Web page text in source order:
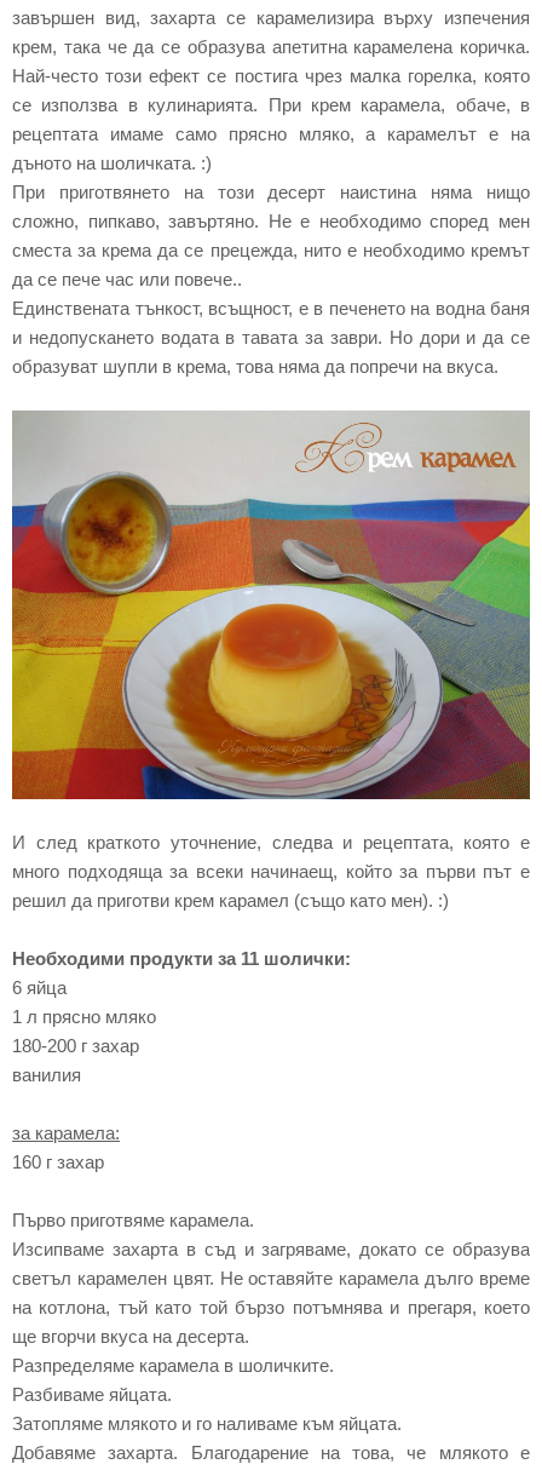
завършен вид, захарта се карамелизира върху изпечения
крем, така че да се образува апетитна карамелена коричка.
Най-често този ефект се постига чрез малка горелка, която
се използва в кулинарията. При крем карамела, обаче, в
рецептата имаме само прясно мляко, а карамелът е на
дъното на шоличката. :)
При приготвянето на този десерт наистина няма нищо
сложно, пипкаво, завъртяно. Не е необходимо според мен
сместа за крема да се прецежда, нито е необходимо кремът
да се пече час или повече..
Единствената тънкост, всъщност, е в печенето на водна баня
и недопускането водата в тавата за заври. Но дори и да се
образуват шупли в крема, това няма да попречи на вкуса.
И след краткото уточнение, следва и рецептата, която е
много подходяща за всеки начинаещ, който за първи път е
решил да приготви крем карамел (също като мен). :)
Необходими продукти за 11 шолички:
6 яйца
1 л прясно мляко
180-200 г захар
ванилия
за карамела:
160 г захар
Първо приготвяме карамела.
Изсипваме захарта в съд и загряваме, докато се образува
светъл карамелен цвят. Не оставяйте карамела дълго време
на котлона, тъй като той бързо потъмнява и прегаря, което
ще вгорчи вкуса на десерта.
Разпределяме карамела в шоличките.
Разбиваме яйцата.
Затопляме млякото и го наливаме към яйцата.
Добавяме захарта. Благодарение на това, че млякото е